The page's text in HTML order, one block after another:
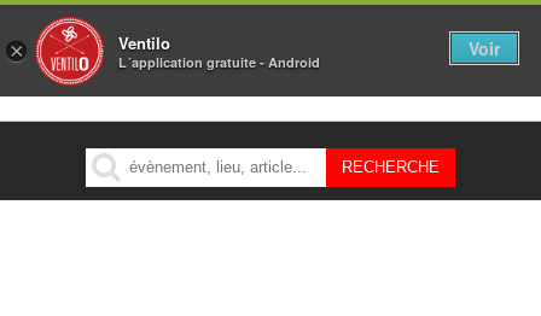
MENU
× Ventilo
L´application gratuite - Android
Voir